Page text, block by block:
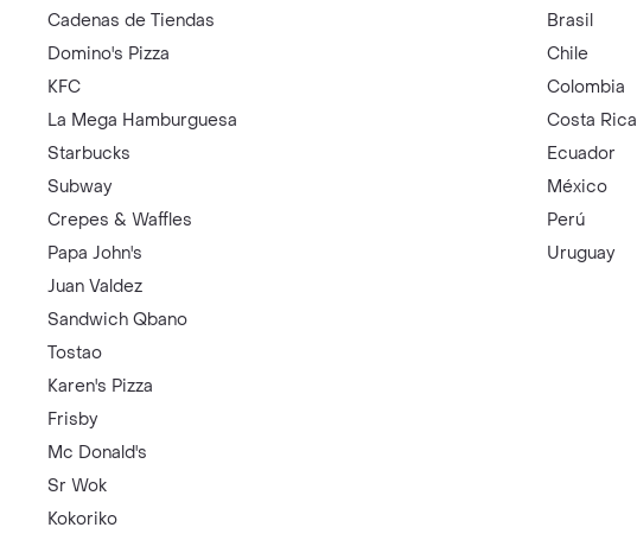
Cadenas de Tiendas
Domino's Pizza
KFC
La Mega Hamburguesa
Starbucks
Subway
Crepes & Waffles
Papa John's
Juan Valdez
Sandwich Qbano
Tostao
Karen's Pizza
Frisby
Mc Donald's
Sr Wok
Kokoriko
Brasil
Chile
Colombia
Costa Rica
Ecuador
México
Perú
Uruguay